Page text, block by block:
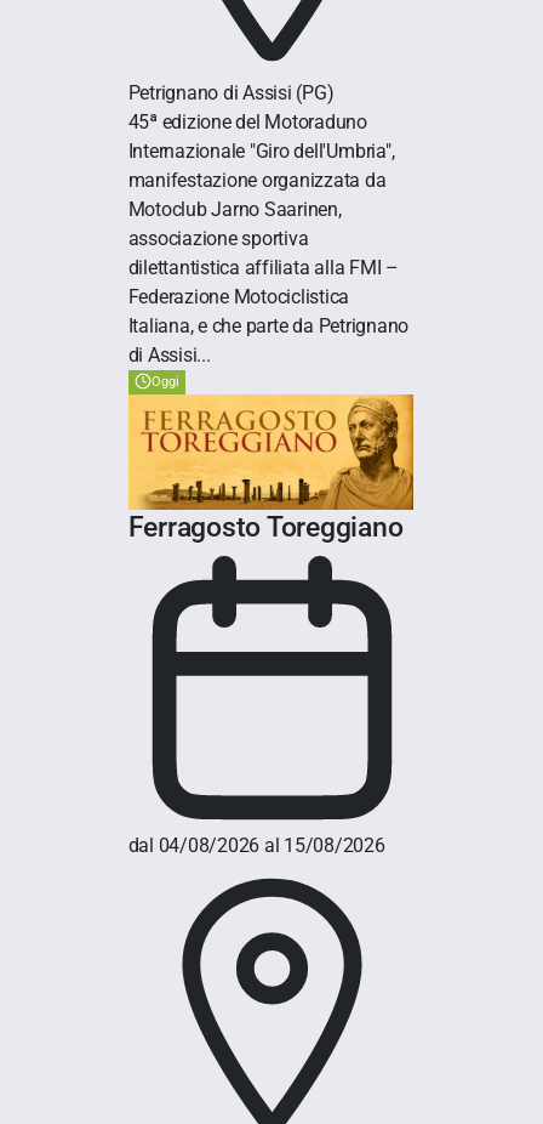
Petrignano di Assisi (PG)
45ª edizione del Motoraduno
Internazionale "Giro dell'Umbria",
manifestazione organizzata da
Motoclub Jarno Saarinen,
associazione sportiva
dilettantistica affiliata alla FMI –
Federazione Motociclistica
Italiana, e che parte da Petrignano
di Assisi...
Oggi
Ferragosto Toreggiano
dal 04/08/2026 al 15/08/2026